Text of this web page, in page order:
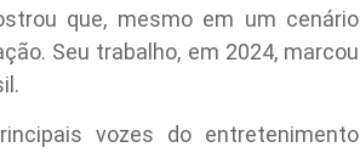
que, mesmo em um cenário
Seu trabalho, em 2024, marcou
vozes do entretenimento